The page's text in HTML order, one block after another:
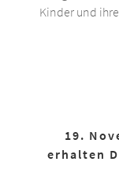
Kinder und
19.
erhalten